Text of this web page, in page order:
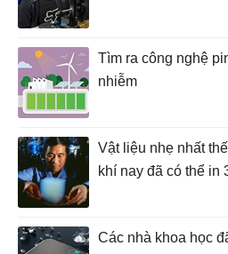
Tìm ra công nghệ
nhiễm
Vật liệu nhẹ nhất
khí nay đã có thể in
Các nhà khoa học